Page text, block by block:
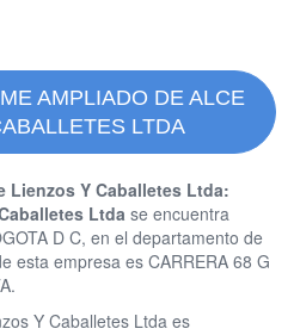
AMPLIADO DE ALCE
LTDA
Lienzos Y Caballetes Ltda:
Ltda se encuentra
D C, en el departamento de
esta empresa es CARRERA 68 G
Y Caballetes Ltda es